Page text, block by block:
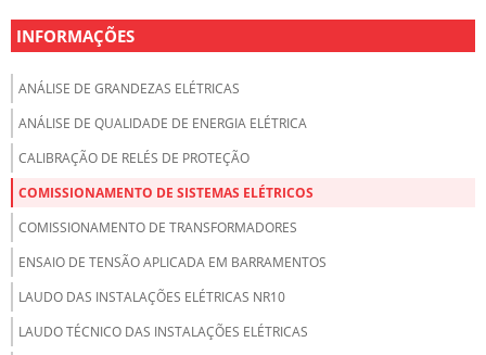
INFORMAÇÕES
ANÁLISE DE GRANDEZAS ELÉTRICAS
ANÁLISE DE QUALIDADE DE ENERGIA ELÉTRICA
CALIBRAÇÃO DE RELÉS DE PROTEÇÃO
COMISSIONAMENTO DE SISTEMAS ELÉTRICOS
COMISSIONAMENTO DE TRANSFORMADORES
ENSAIO DE TENSÃO APLICADA EM BARRAMENTOS
LAUDO DAS INSTALAÇÕES ELÉTRICAS NR10
LAUDO TÉCNICO DAS INSTALAÇÕES ELÉTRICAS